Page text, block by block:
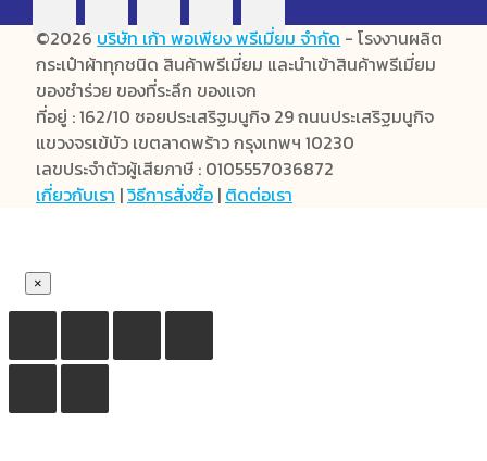
©2026 บริษัท เก้า พอเพียง พรีเมี่ยม จำกัด - โรงงานผลิต
กระเป๋าผ้าทุกชนิด สินค้าพรีเมี่ยม และนำเข้าสินค้าพรีเมี่ยม
ของชำร่วย ของที่ระลึก ของแจก
ที่อยู่ : 162/10 ซอยประเสริฐมนูกิจ 29 ถนนประเสริฐมนูกิจ
แขวงจรเข้บัว เขตลาดพร้าว กรุงเทพฯ 10230
เลขประจำตัวผู้เสียภาษี : 0105557036872
เกี่ยวกับเรา |วิธีการสั่งซื้อ | ติดต่อเรา
×